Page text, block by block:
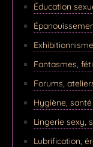
Éducation
Fantasmes,
Forums,
Hygiène,
Lingerie sexy,
Lubrification,